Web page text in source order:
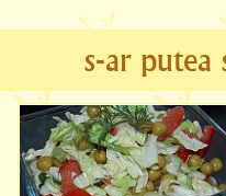
s-ar putea